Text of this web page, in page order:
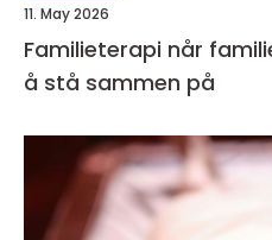
11. May 2026
Familieterapi når familien trenger nye måter
å stå sammen på